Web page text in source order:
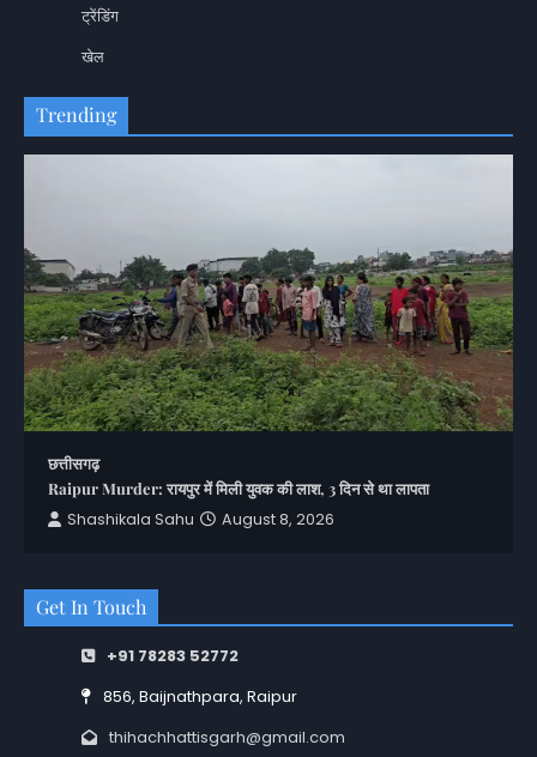
ट्रेंडिंग
खेल
Trending
छत्तीसगढ़
Raipur Murder: रायपुर में मिली युवक की लाश, 3 दिन से था लापता
Shashikala Sahu
August 8, 2026
Get In Touch
+91 78283 52772
856, Baijnathpara, Raipur
thihachhattisgarh@gmail.com